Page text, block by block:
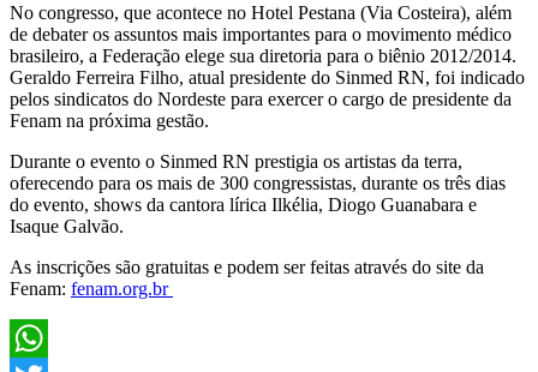
No congresso, que acontece no Hotel Pestana (Via Costeira), além
de debater os assuntos mais importantes para o movimento médico
brasileiro, a Federação elege sua diretoria para o biênio 2012/2014.
Geraldo Ferreira Filho, atual presidente do Sinmed RN, foi indicado
pelos sindicatos do Nordeste para exercer o cargo de presidente da
Fenam na próxima gestão.
Durante o evento o Sinmed RN prestigia os artistas da terra,
oferecendo para os mais de 300 congressistas, durante os três dias
do evento, shows da cantora lírica Ilkélia, Diogo Guanabara e
Isaque Galvão.
As inscrições são gratuitas e podem ser feitas através do site da
Fenam: fenam.org.br